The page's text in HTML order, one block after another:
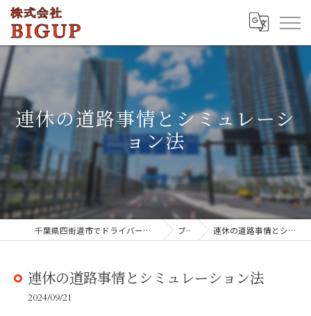
連休の道路事情とシミュレーシ
ョン法
千葉県四街道市でドライバーの求人なら株式会社BIGUP ブログ 連休の道路事情とシミュレーション法
連休の道路事情とシミュレーション法
2024/09/21